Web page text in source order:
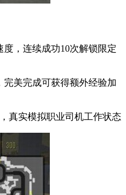
，连续成功10次解锁限定
完美完成可获得额外经验加
真实模拟职业司机工作状态